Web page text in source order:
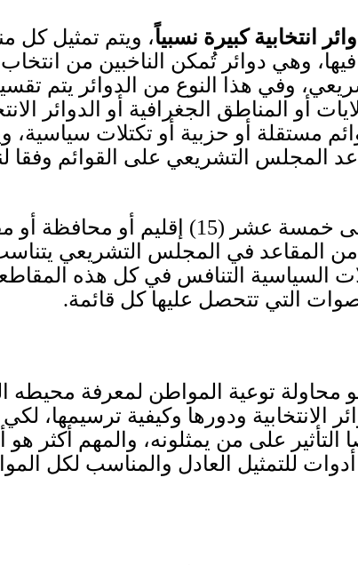
انتخابية كبيرة نسبياً، ويتم تمثيل كل
وهي دوائر تُمكن الناخبين من انتخاب
وفي هذا النوع من الدوائر يتم
أو المناطق الجغرافية أو الدوائر
مستقلة أو حزبية أو تكتلات سياسية،
المجلس التشريعي على القوائم وفقا
إلى خمسة عشر (15) إقليم أو محافظة أو
المقاعد في المجلس التشريعي
السياسية التنافس في كل هذه
التي تتحصل عليها كل قائمة.
توعية المواطن لمعرفة محيطه
الانتخابية ودورها وكيفية ترسيمها،
على من يمثلونه، والمهم أكثر هو
أدوات للتمثيل العادل والمناسب لكل